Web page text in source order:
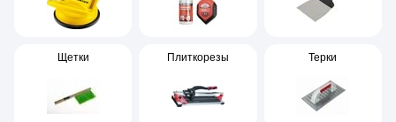
Щетки Плиткорезы Терки